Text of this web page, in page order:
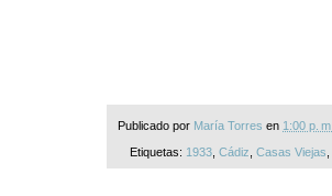
Publicado por María Torres en 1:00 p. m.
Etiquetas: 1933, Cádiz Casas Viejas